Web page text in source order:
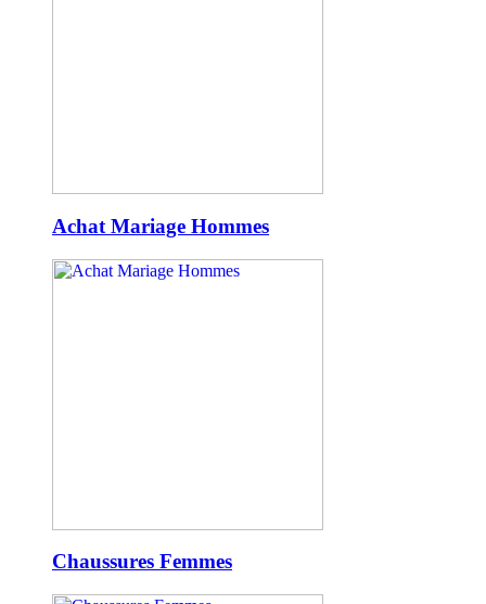
Achat Mariage Hommes
Chaussures Femmes